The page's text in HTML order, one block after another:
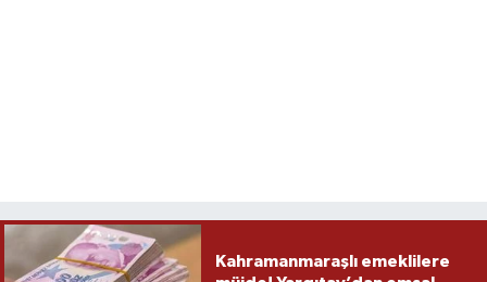
Kahramanmaraşlı emeklilere